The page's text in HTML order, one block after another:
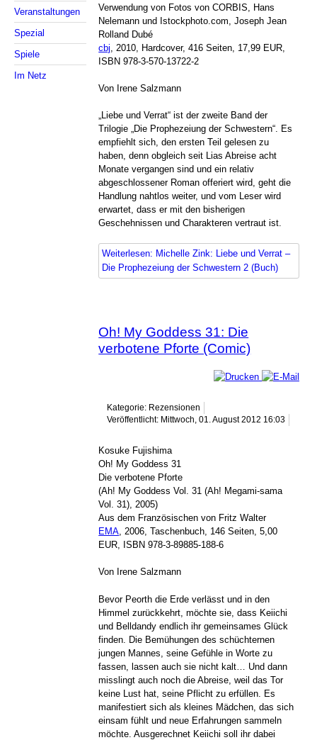
Veranstaltungen
Spezial
Spiele
Im Netz
Verwendung von Fotos von CORBIS, Hans
Nelemann und Istockphoto.com, Joseph Jean
Rolland Dubé
cbj , 2010, Hardcover, 416 Seiten, 17,99 EUR,
ISBN 978-3-570-13722-2
Von Irene Salzmann
„Liebe und Verrat“ ist der zweite Band der
Trilogie „Die Prophezeiung der Schwestern“. Es
empfiehlt sich, den ersten Teil gelesen zu
haben, denn obgleich seit Lias Abreise acht
Monate vergangen sind und ein relativ
abgeschlossener Roman offeriert wird, geht die
Handlung nahtlos weiter, und vom Leser wird
erwartet, dass er mit den bisherigen
Geschehnissen und Charakteren vertraut ist.
Weiterlesen: Michelle Zink: Liebe und Verrat –
Die Prophezeiung der Schwestern 2 (Buch)
Oh! My Goddess 31: Die
verbotene Pforte (Comic)
Kategorie: Rezensionen
Veröffentlicht: Mittwoch, 01. August 2012 16:03
Kosuke Fujishima
Oh! My Goddess 31
Die verbotene Pforte
(Ah! My Goddess Vol. 31 (Ah! Megami-sama
Vol. 31), 2005)
Aus dem Französischen von Fritz Walter
EMA, 2006, Taschenbuch, 146 Seiten, 5,00
EUR, ISBN 978-3-89885-188-6
Von Irene Salzmann
Bevor Peorth die Erde verlässt und in den
Himmel zurückkehrt, möchte sie, dass Keiichi
und Belldandy endlich ihr gemeinsames Glück
finden. Die Bemühungen des schüchternen
jungen Mannes, seine Gefühle in Worte zu
fassen, lassen auch sie nicht kalt… Und dann
misslingt auch noch die Abreise, weil das Tor
keine Lust hat, seine Pflicht zu erfüllen. Es
manifestiert sich als kleines Mädchen, das sich
einsam fühlt und neue Erfahrungen sammeln
möchte. Ausgerechnet Keiichi soll ihr dabei